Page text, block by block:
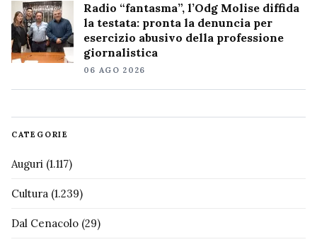
Radio “fantasma”, l’Odg Molise diffida
la testata: pronta la denuncia per
esercizio abusivo della professione
giornalistica
06 AGO 2026
CATEGORIE
Auguri (1.117)
Cultura (1.239)
Dal Cenacolo (29)